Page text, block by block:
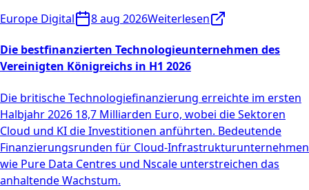
Europe Digital
8 aug 2026Weiterlesen
Die bestfinanzierten Technologieunternehmen des
Vereinigten Königreichs in H1 2026
Die britische Technologiefinanzierung erreichte im ersten
Halbjahr 2026 18,7 Milliarden Euro, wobei die Sektoren
Cloud und KI die Investitionen anführten. Bedeutende
Finanzierungsrunden für Cloud-Infrastrukturunternehmen
wie Pure Data Centres und Nscale unterstreichen das
anhaltende Wachstum.